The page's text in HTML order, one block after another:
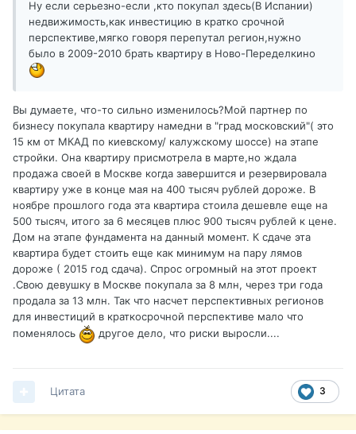
Ну если серьезно-если ,кто покупал здесь(В Испании)
недвижимость,как инвестицию в кратко срочной
перспективе,мягко говоря перепутал регион,нужно
было в 2009-2010 брать квартиру в Ново-Переделкино
Вы думаете, что-то сильно изменилось?Мой партнер по
бизнесу покупала квартиру намедни в "град московский"( это
15 км от МКАД по киевскому/ калужскому шоссе) на этапе
стройки. Она квартиру присмотрела в марте,но ждала
продажа своей в Москве когда завершится и резервировала
квартиру уже в конце мая на 400 тысяч рублей дороже. В
ноябре прошлого года эта квартира стоила дешевле еще на
500 тысяч, итого за 6 месяцев плюс 900 тысяч рублей к цене.
Дом на этапе фундамента на данный момент. К сдаче эта
квартира будет стоить еще как минимум на пару лямов
дороже ( 2015 год сдача). Спрос огромный на этот проект
.Свою девушку в Москве покупала за 8 млн, через три года
продала за 13 млн. Так что насчет перспективных регионов
для инвестиций в краткосрочной перспективе мало что
поменялось
другое дело, что риски выросли....
3
Цитата